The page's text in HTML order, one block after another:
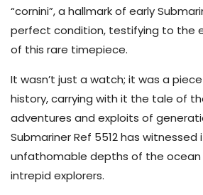
“cornini”, a hallmark of early
perfect condition, testifying to the
of this rare timepiece.
It wasn’t just a watch; it was a
history, carrying with it the tale of
adventures and exploits of
Submariner Ref 5512 has
unfathomable depths of the
intrepid explorers.